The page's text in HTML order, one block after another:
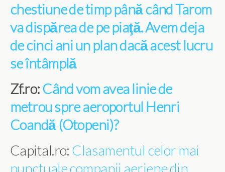
chestiune de timp până când Tarom
va dispărea de pe piaţă. Avem deja
de cinci ani un plan dacă acest lucru
se întâmplă
Zf.ro:Când vom avea linie de
metrou spre aeroportul Henri
Coandă (Otopeni)?
Capital.ro: Clasamentul celor mai
punctuale companii aeriene din